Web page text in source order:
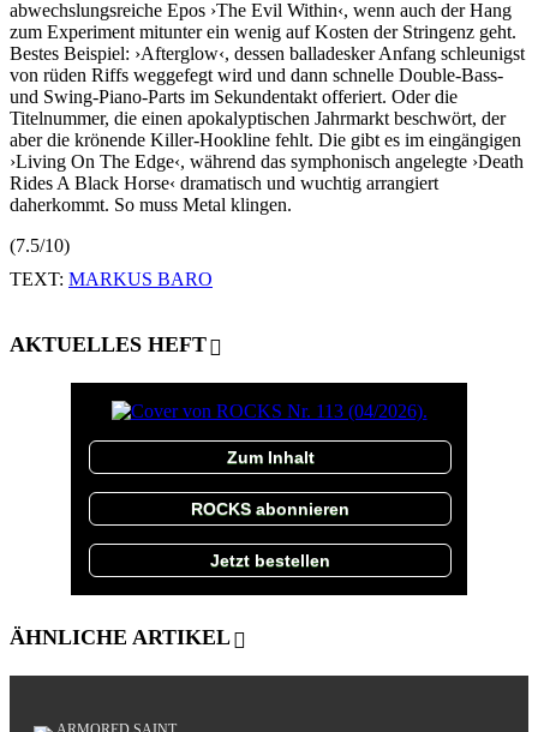
abwechslungsreiche Epos ›The Evil Within‹, wenn auch der Hang
zum Experiment mitunter ein wenig auf Kosten der Stringenz geht.
Bestes Beispiel: ›Afterglow‹, dessen balladesker Anfang schleunigst
von rüden Riffs weggefegt wird und dann schnelle Double-Bass-
und Swing-Piano-Parts im Sekundentakt offeriert. Oder die
Titelnummer, die einen apokalyptischen Jahrmarkt beschwört, der
aber die krönende Killer-Hookline fehlt. Die gibt es im eingängigen
›Living On The Edge‹, während das symphonisch angelegte ›Death
Rides A Black Horse‹ dramatisch und wuchtig arrangiert
daherkommt. So muss Metal klingen.
(7.5/10)
TEXT: MARKUS BARO
AKTUELLES HEFT
Zum Inhalt
ROCKS abonnieren
Jetzt bestellen
ÄHNLICHE ARTIKEL